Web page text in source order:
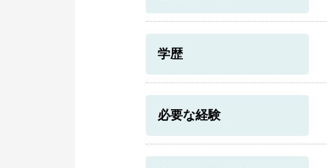
学歴
必要な経験